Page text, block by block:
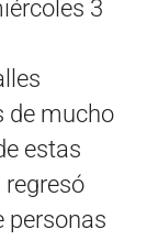
3
de mucho
estas
personas